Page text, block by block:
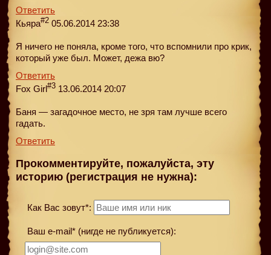
Ответить
Кьяра#2 05.06.2014 23:38
Я ничего не поняла, кроме того, что вспомнили про крик,
который уже был. Может, дежа вю?
Ответить
Fox Girl#3 13.06.2014 20:07
Баня — загадочное место, не зря там лучше всего
гадать.
Ответить
Прокомментируйте, пожалуйста, эту
историю (регистрация не нужна):
Как Вас зовут*:
Ваш e-mail* (нигде не публикуется):